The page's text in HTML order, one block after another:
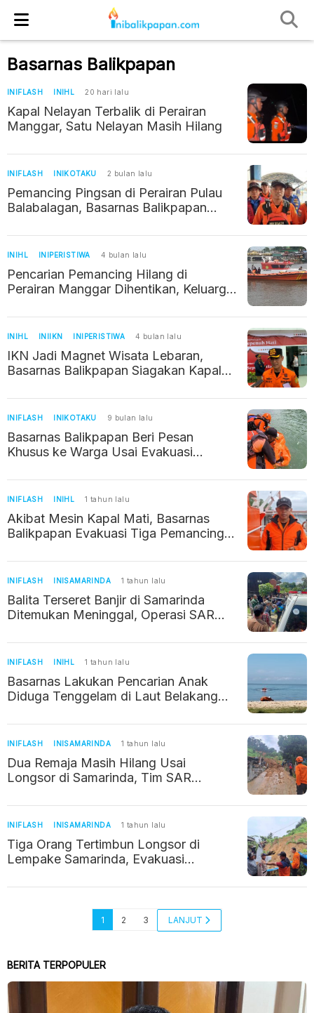
Basarnas Balikpapan
INIFLASH INIHL 20 hari lalu
Kapal Nelayan Terbalik di Perairan
Manggar, Satu Nelayan Masih Hilang
INIFLASH INIKOTAKU 2 bulan lalu
Pemancing Pingsan di Perairan Pulau
Balabalagan, Basarnas Balikpapan
INIHL INIPERISTIWA 4 bulan lalu
Pencarian Pemancing Hilang di
Perairan Manggar Dihentikan, Keluarga
Hasil
INIHL INIIKN INIPERISTIWA 4 bulan lalu
IKN Jadi Magnet Wisata Lebaran,
Basarnas Balikpapan Siagakan Kapal
INIFLASH INIKOTAKU 9 bulan lalu
Basarnas Balikpapan Beri Pesan
Khusus ke Warga Usai Evakuasi
INIFLASH INIHL 1 tahun lalu
Akibat Mesin Kapal Mati, Basarnas
Balikpapan Evakuasi Tiga Pemancing
INIFLASH INISAMARINDA 1 tahun lalu
Balita Terseret Banjir di Samarinda
Ditemukan Meninggal, Operasi SAR
INIFLASH INIHL 1 tahun lalu
Basarnas Lakukan Pencarian Anak
Diduga Tenggelam di Laut Belakang
INIFLASH INISAMARINDA 1 tahun lalu
Dua Remaja Masih Hilang Usai
Longsor di Samarinda, Tim SAR
INIFLASH INISAMARINDA 1 tahun lalu
Tiga Orang Tertimbun Longsor di
Lempake Samarinda, Evakuasi
1 2 3 LANJUT
BERITA TERPOPULER